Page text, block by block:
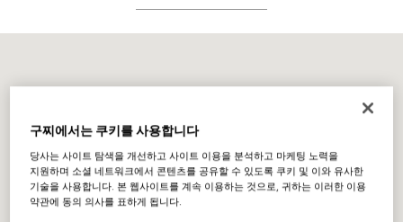
구찌에서는 쿠키를 사용합니다
당사는 사이트 탐색을 개선하고 사이트 이용을 분석하고 마케팅 노력을
지원하며 소셜 네트워크에서 콘텐츠를 공유할 수 있도록 쿠키 및 이와 유사한
기술을 사용합니다. 본 웹사이트를 계속 이용하는 것으로, 귀하는 이러한 이용
약관에 동의 의사를 표하게 됩니다.